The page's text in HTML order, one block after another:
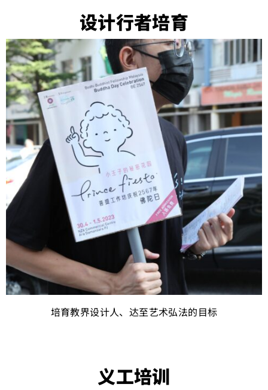
设计行者培育
培育教界设计人、达至艺术弘法的目标
义工培训